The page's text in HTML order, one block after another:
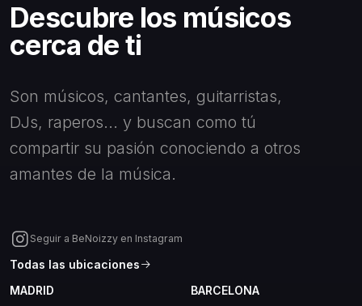
Descubre los músicos
cerca de ti
Son músicos, cantantes, guitarristas,
DJs, raperos... y buscan como tú
compartir su pasión conociendo a otros
amantes de la música.
Seguir a BeNoizzy en Instagram
Todas las ubicaciones
MADRID
BARCELONA